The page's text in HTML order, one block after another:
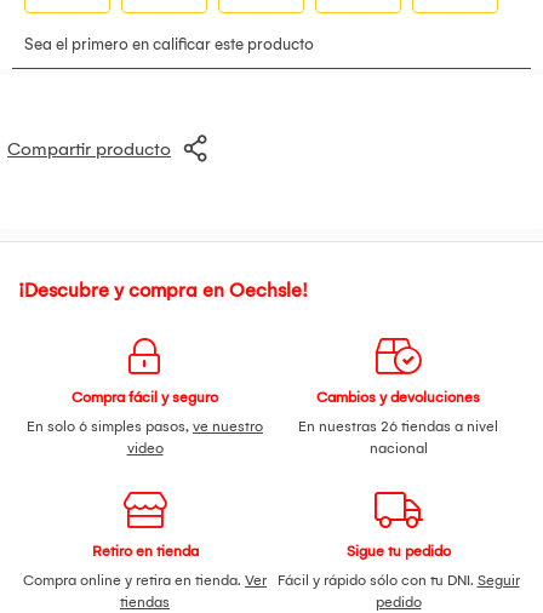
Compartir producto
¡Descubre y compra en Oechsle!
Compra fácil y seguro
En solo 6 simples pasos, ve nuestro
video
Cambios y devoluciones
En nuestras 26 tiendas a nivel
nacional
Retiro en tienda
Compra online y retira en tienda. Ver
tiendas
Sigue tu pedido
Fácil y rápido sólo con tu DNI. Seguir
pedido